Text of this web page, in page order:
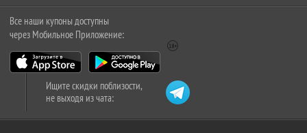
Все наши купоны доступны
через Мобильное Приложение:
Ищите скидки поблизости,
не выходя из чата: